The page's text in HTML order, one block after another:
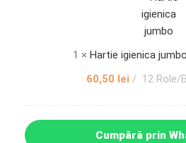
jumbo,
12
1 × Hartie igienica
60,50 lei 12 Role/
Cumpără prin